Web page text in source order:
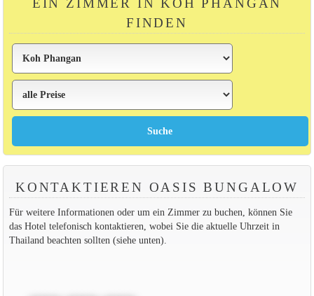
FINDEN
KONTAKTIEREN OASIS BUNGALOW
Für weitere Informationen oder um ein Zimmer zu buchen, können Sie
das Hotel telefonisch kontaktieren, wobei Sie die aktuelle Uhrzeit in
Thailand beachten sollten (siehe unten).